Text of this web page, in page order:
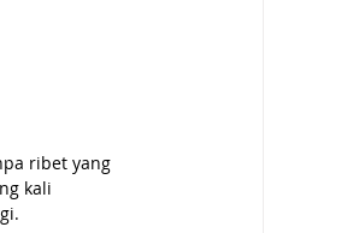
ribet yang
kali